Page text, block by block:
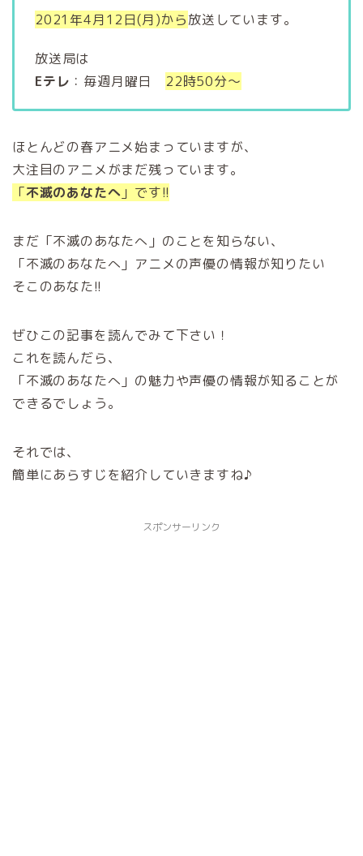
2021年4月12日(月)から放送しています。
放送局は
Eテレ ：毎週月曜日 22時50分～
ほとんどの春アニメ始まっていますが、
大注目のアニメがまだ残っています。
「不滅のあなたへ 」です!!
まだ「不滅のあなたへ」のことを知らない、
「不滅のあなたへ」アニメの声優の情報が知りたい
そこのあなた!!
ぜひこの記事を読んでみて下さい！
これを読んだら、
「不滅のあなたへ」の魅力や声優の情報が知ることが
できるでしょう。
それでは、
簡単にあらすじを紹介していきますね♪
スポンサーリンク